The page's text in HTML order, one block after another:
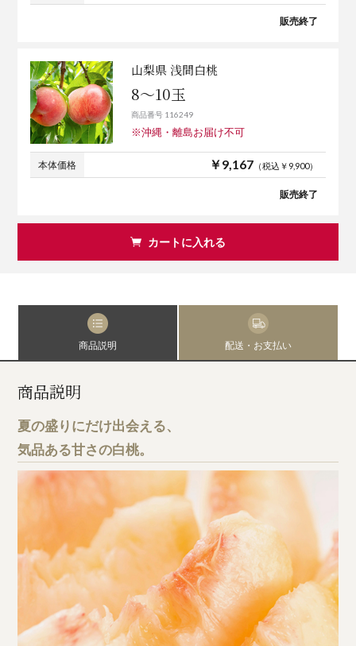
販売終了
山梨県 浅間白桃
8～10玉
商品番号 116249
※沖縄・離島お届け不可
本体価格 ￥9,167（税込￥9,900）
販売終了
カートに入れる
商品説明 配送・お支払い
商品説明
夏の盛りにだけ出会える、
気品ある甘さの白桃。